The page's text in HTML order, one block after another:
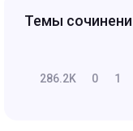
Темы
286.2K 0 1